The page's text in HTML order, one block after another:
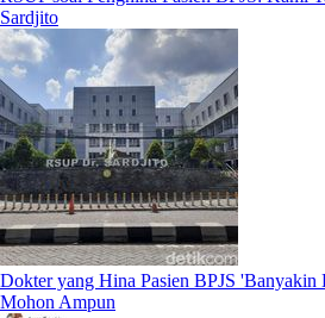
Sardjito
Dokter yang Hina Pasien BPJS
Mohon Ampun